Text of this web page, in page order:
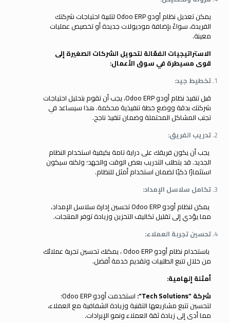
يمكن تعديل نظام أودو Odoo ERP لتلبية احتياجات شركتك
الفريدة، سواءً بإضافة موديولات جديدة أو تخصيص عمليات
معينة.
الاستراتيجيات الفعّالة لتحويل الشركات الصغيرة إلى
قوى مسيطرة في سوق الأعمال:
تخطيط جيد:
قبل تنفيذ نظام أودو Odoo ERP، يجب أن تقوم بتحليل احتياجات
شركتك بدقة ووضع خطة تنفيذية محكمة. هذا سيساعد في
تجنب المشاكل المحتملة وضمان تنفيذ ناجح.
تدريب الفريق:
يجب أن يكون فريقك على دراية تامة بكيفية استخدام النظام
الجديد. قد يتطلب التدريب بعض الوقت والجهد؛ ولكنه سيكون
استثمارًا ذكيًا لضمان استخدام أمثل للنظام.
تكامل سلاسل الإمداد:
يمكن لنظام أودو Odoo ERP تحسين إدارة سلاسل الإمداد،
مما يؤدي إلى تقليل تكاليف التخزين وزيادة توفر المنتجات.
تحسين تجربة العملاء:
باستخدام نظام أودو Odoo ERP ، يمكنك تحسين تجربة عملائك
من خلال تتبع الطلبيات وتقديم خدمة أفضل.
أمثلة إلهامية:
شركة “Tech Solutions
“: استخدمت أودو Odoo ERP؛
لتحسين تتبع مشاريعها التقنية وزيادة الشفافية مع العملاء،
مما أدى إلى زيادة ثقة العملاء ونمو الإيرادات.